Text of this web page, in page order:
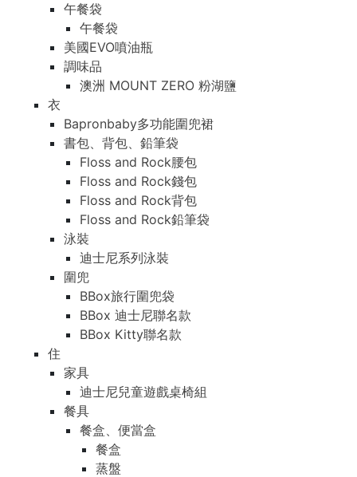
午餐袋
午餐袋
美國EVO噴油瓶
調味品
澳洲 MOUNT ZERO 粉湖鹽
衣
Bapronbaby多功能圍兜裙
書包、背包、鉛筆袋
Floss and Rock腰包
Floss and Rock錢包
Floss and Rock背包
Floss and Rock鉛筆袋
泳裝
迪士尼系列泳裝
圍兜
BBox旅行圍兜袋
BBox 迪士尼聯名款
BBox Kitty聯名款
住
家具
迪士尼兒童遊戲桌椅組
餐具
餐盒、便當盒
餐盒
蒸盤